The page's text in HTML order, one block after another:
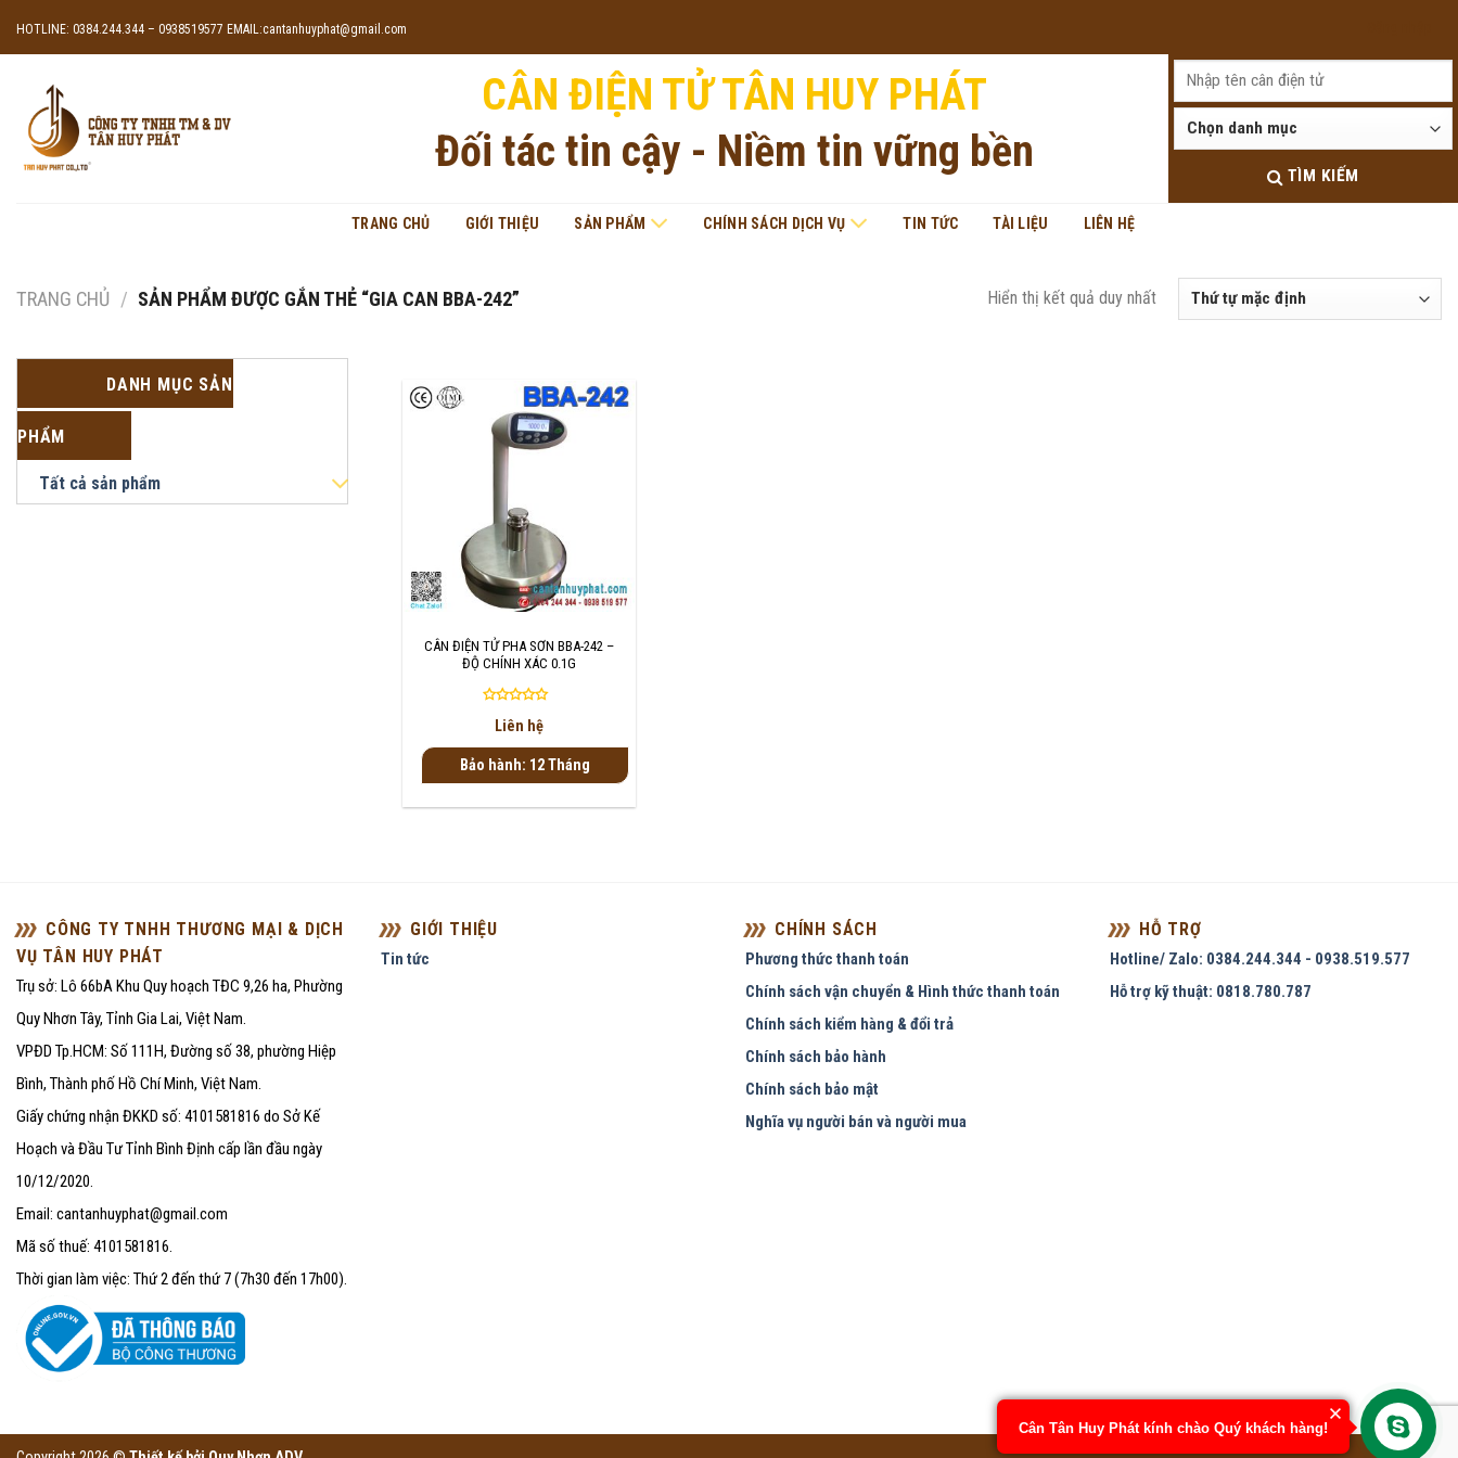
HOTLINE: 0384.244.344 – 0938519577 EMAIL:cantanhuyphat@gmail.com
CÂN ĐIỆN TỬ TÂN HUY PHÁT
Đối tác tin cậy - Niềm tin vững bền
TÌM KIẾM
TRANG CHỦ GIỚI THIỆU SẢN PHẨM CHÍNH SÁCH DỊCH VỤ TIN TỨC TÀI LIỆU LIÊN HỆ
TRANG CHỦ / SẢN PHẨM ĐƯỢC GẮN THẺ “GIA CAN BBA-242” Hiển thị kết quả duy nhất
DANH MỤC SẢN
PHẨM
Tất cả sản phẩm
+
CÂN ĐIỆN TỬ PHA SƠN BBA-242 –
ĐỘ CHÍNH XÁC 0.1G
Được
hạng
0
sao
Liên hệ
Bảo hành: 12 Tháng
Cân Tân Huy Phát kính chào Quý khách hàng!
CÔNG TY TNHH THƯƠNG MẠI & DỊCH
VỤ TÂN HUY PHÁT
Trụ sở: Lô 66bA Khu Quy hoạch TĐC 9,26 ha, Phường
Quy Nhơn Tây, Tỉnh Gia Lai, Việt Nam.
VPĐD Tp.HCM: Số 111H, Đường số 38, phường Hiệp
Bình, Thành phố Hồ Chí Minh, Việt Nam.
Giấy chứng nhận ĐKKD số: 4101581816 do Sở Kế
Hoạch và Đầu Tư Tỉnh Bình Định cấp lần đầu ngày
10/12/2020.
Email: cantanhuyphat@gmail.com
Mã số thuế: 4101581816.
Thời gian làm việc: Thứ 2 đến thứ 7 (7h30 đến 17h00).
GIỚI THIỆU
Tin tức
CHÍNH SÁCH
Phương thức thanh toán
Chính sách vận chuyển & Hình thức thanh toán
Chính sách kiểm hàng & đổi trả
Chính sách bảo hành
Chính sách bảo mật
Nghĩa vụ người bán và người mua
HỖ TRỢ
Hotline/ Zalo: 0384.244.344 - 0938.519.577
Hỗ trợ kỹ thuật: 0818.780.787